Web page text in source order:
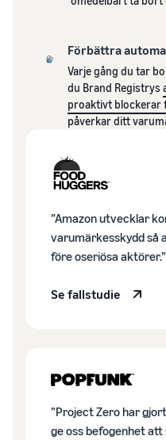
Incitament för
Genom att anta de
tjänster som ingår
kan du dra nytta av
nybörjarincitament
Lägre
för dina
för kvalificerade
som är prissatta till eller
att automatisera och
hantera din verksamhet
Verktyg för expansion
till europeiska Amazon-
tillgängliga europeiska
Amazon-marknadsplatser
Amazon Fulfillment-
program
kunder över
hela världen
Börja sälja i Nord-
och Sydamerika,
kostnader för en
produkt, jämför
leveransmetoder
Förbättra
Varje gång du tar
du Brand Registrys
proaktivt blockerar
påverkar ditt
”Amazon utvecklar
varumärkesskydd så
före oseriösa aktörer.”
Se fallstudie
”Project Zero har
ge oss befogenhet